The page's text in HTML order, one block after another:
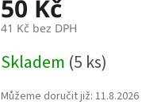
50 Kč
41 Kč bez DPH
cena:
Skladem (5 ks)
11.8.2026